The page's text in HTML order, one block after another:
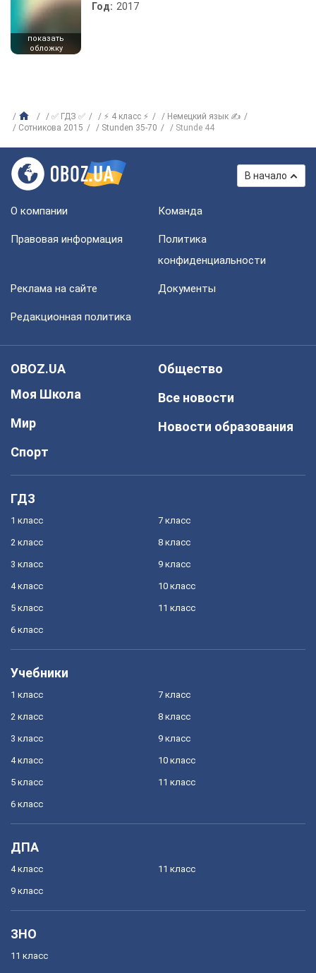
показать
обложку
Год: 2017
✅ ГДЗ ✅ ⚡ 4 класс ⚡
Немецкий язык ✍
Сотникова 2015
Stunden 35-70 Stunde 44
В начало
О компании Команда
Правовая информация
Политика
конфиденциальности
Реклама на сайте Документы
Редакционная политика
OBOZ.UA
Моя Школа
Мир
Спорт
Общество
Все новости
Новости образования
ГДЗ
1 класс
2 класс
3 класс
4 класс
5 класс
6 класс
7 класс
8 класс
9 класс
10 класс
11 класс
Учебники
1 класс
2 класс
3 класс
4 класс
5 класс
6 класс
7 класс
8 класс
9 класс
10 класс
11 класс
ДПА
4 класс
9 класс
11 класс
ЗНО
11 класс